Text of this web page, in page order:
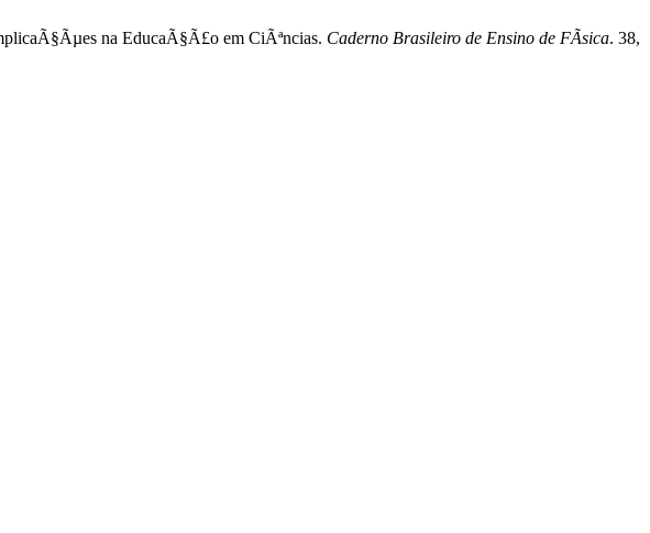
na EducaÃ§Ã£o em CiÃªncias. Caderno Brasileiro de Ensino de FÃ­sica. 38,